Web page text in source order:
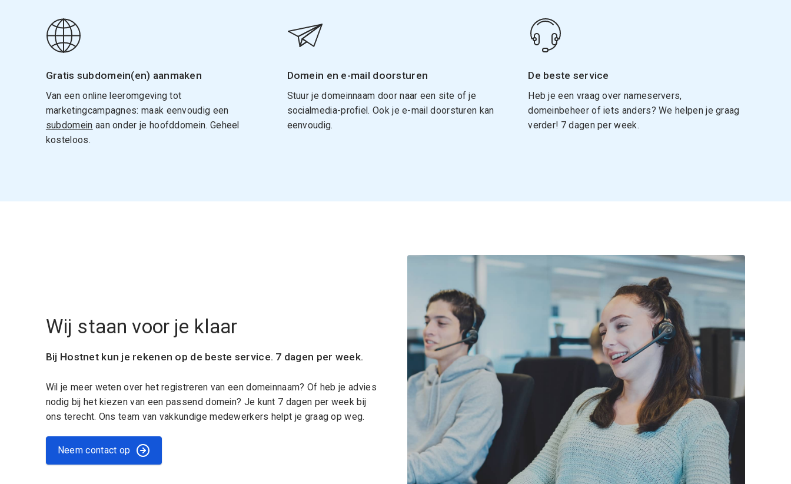
Gratis subdomein(en) aanmaken
Van een online leeromgeving tot
marketingcampagnes: maak eenvoudig een
subdomein aan onder je hoofddomein. Geheel
kosteloos.
Domein en e-mail doorsturen
Stuur je domeinnaam door naar een site of je
socialmedia-profiel. Ook je e-mail doorsturen kan
eenvoudig.
De beste service
Heb je een vraag over nameservers,
domeinbeheer of iets anders? We helpen je graag
verder! 7 dagen per week.
Wij staan voor je klaar
Bij Hostnet kun je rekenen op de beste service. 7 dagen per week.
Wil je meer weten over het registreren van een domeinnaam? Of heb je advies
nodig bij het kiezen van een passend domein? Je kunt 7 dagen per week bij
ons terecht. Ons team van vakkundige medewerkers helpt je graag op weg.
Neem contact op